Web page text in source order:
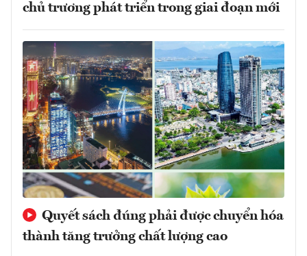
chủ trương phát triển trong giai đoạn mới
Quyết sách đúng phải được chuyển hóa
thành tăng trưởng chất lượng cao